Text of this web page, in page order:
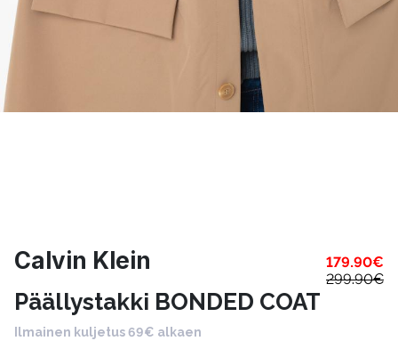
Calvin Klein 179.90€
299.90€
Päällystakki BONDED COAT
Ilmainen kuljetus 69€ alkaen